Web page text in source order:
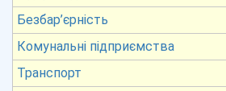
Безбар’єрність
Комунальні підприємства
Транспорт